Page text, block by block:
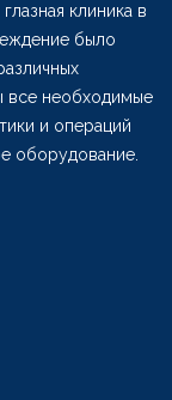
клиника в
было
все необходимые
и операций
оборудование.